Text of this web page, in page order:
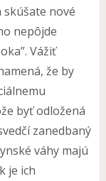
skúšate nové
nepôjde
Vážiť
že by
byť odložená
zanedbaný
váhy majú
je ich